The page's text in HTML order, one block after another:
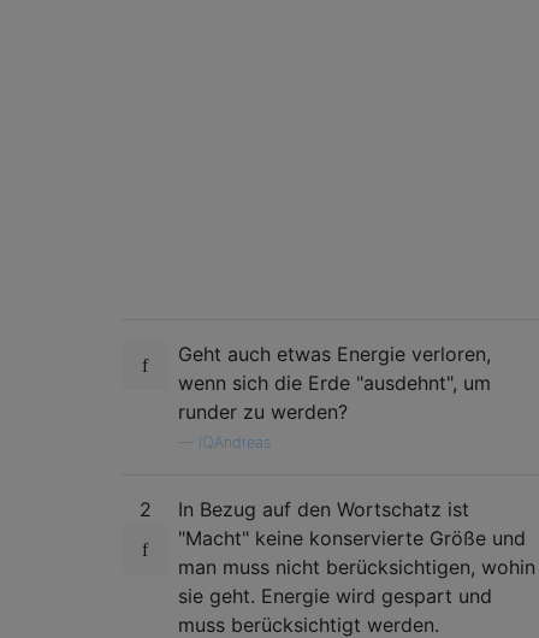
Geht auch etwas Energie verloren,
wenn sich die Erde "ausdehnt", um
runder zu werden?
IQAndreas
2
In Bezug auf den Wortschatz ist
"Macht" keine konservierte Größe und
man muss nicht berücksichtigen, wohin
sie geht. Energie wird gespart und
muss berücksichtigt werden.